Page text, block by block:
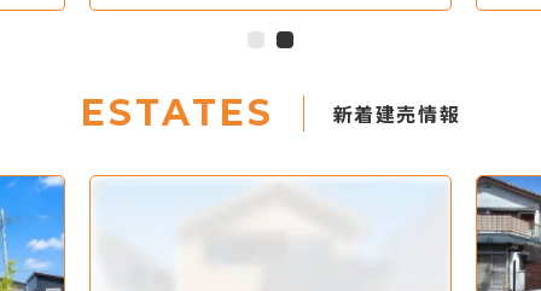
ESTATES 新着建売情報